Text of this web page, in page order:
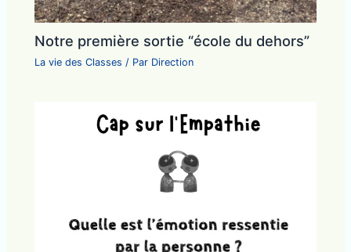
Notre première sortie “école du dehors”
La vie des Classes / Par Direction